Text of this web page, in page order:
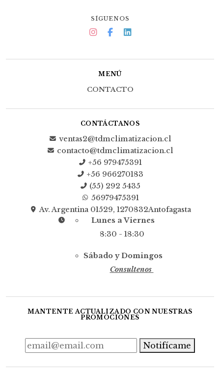
SÍGUENOS
MENÚ
CONTACTO
CONTÁCTANOS
ventas2@tdmclimatizacion.cl
contacto@tdmclimatizacion.cl
+56 979475391
+56 966270183
(55) 292 5435
56979475391
Av. Argentina 01529, 1270832Antofagasta
Lunes a Viernes
8:30 - 18:30
Sábado y Domingos
Consultenos
MANTENTE ACTUALIZADO CON NUESTRAS
PROMOCIONES
Notifícame